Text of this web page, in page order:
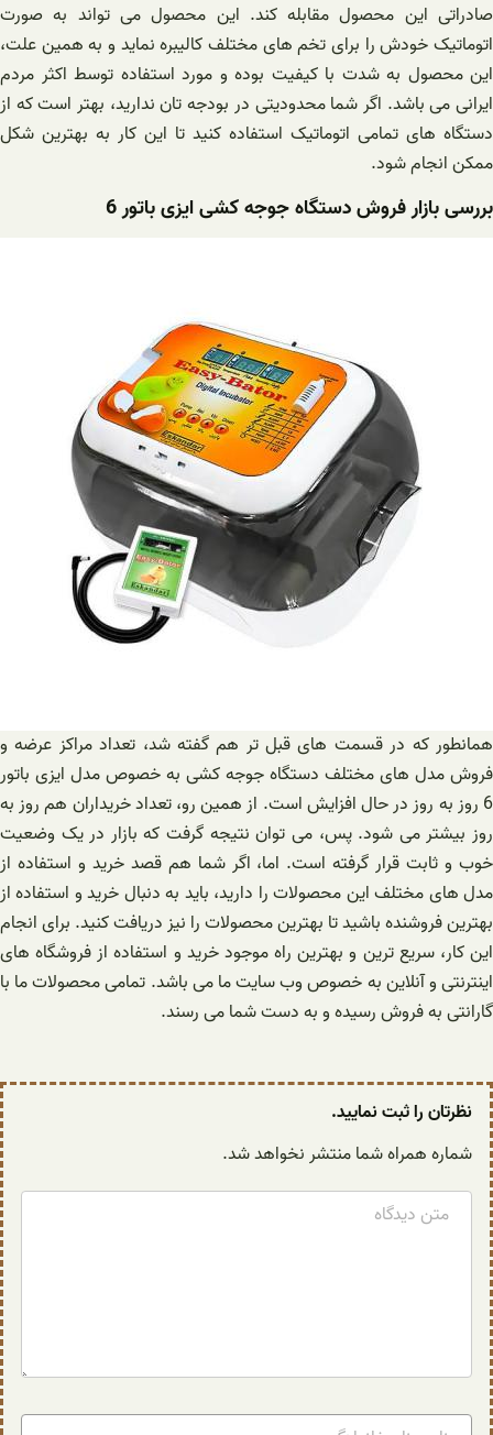
صادراتی این محصول مقابله کند. این محصول می تواند به صورت
اتوماتیک خودش را برای تخم های مختلف کالیبره نماید و به همین علت،
این محصول به شدت با کیفیت بوده و مورد استفاده توسط اکثر مردم
ایرانی می باشد. اگر شما محدودیتی در بودجه تان ندارید، بهتر است که از
دستگاه های تمامی اتوماتیک استفاده کنید تا این کار به بهترین شکل
ممکن انجام شود.
بررسی بازار فروش دستگاه جوجه کشی ایزی باتور 6
همانطور که در قسمت های قبل تر هم گفته شد، تعداد مراکز عرضه و
فروش مدل های مختلف دستگاه جوجه کشی به خصوص مدل ایزی باتور
6 روز به روز در حال افزایش است. از همین رو، تعداد خریداران هم روز به
روز بیشتر می شود. پس، می توان نتیجه گرفت که بازار در یک وضعیت
خوب و ثابت قرار گرفته است. اما، اگر شما هم قصد خرید و استفاده از
مدل های مختلف این محصولات را دارید، باید به دنبال خرید و استفاده از
بهترین فروشنده باشید تا بهترین محصولات را نیز دریافت کنید. برای انجام
این کار، سریع ترین و بهترین راه موجود خرید و استفاده از فروشگاه های
اینترنتی و آنلاین به خصوص وب سایت ما می باشد. تمامی محصولات ما با
گارانتی به فروش رسیده و به دست شما می رسند.
نظرتان را ثبت نمایید.
شماره همراه شما منتشر نخواهد شد.